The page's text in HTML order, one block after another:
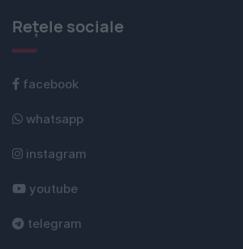
Rețele sociale
facebook
whatsapp
instagram
youtube
telegram